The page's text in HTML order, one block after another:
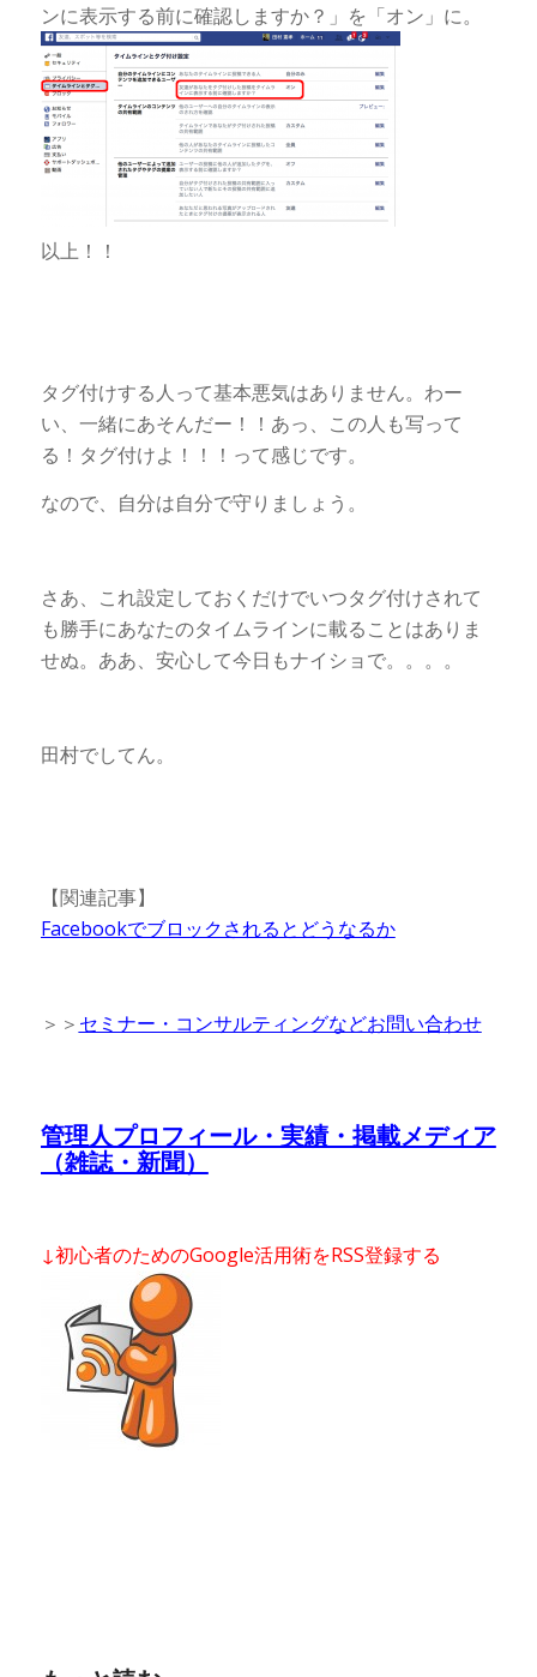
ンに表示する前に確認しますか？」を「オン」に。
以上！！
タグ付けする人って基本悪気はありません。わー
い、一緒にあそんだー！！あっ、この人も写って
る！タグ付けよ！！！って感じです。
なので、自分は自分で守りましょう。
さあ、これ設定しておくだけでいつタグ付けされて
も勝手にあなたのタイムラインに載ることはありま
せぬ。ああ、安心して今日もナイショで。。。。
田村でしてん。
【関連記事】
Facebookでブロックされるとどうなるか
＞＞ セミナー・コンサルティングなどお問い合わせ
管理人プロフィール・実績・掲載メディア
（雑誌・新聞）
↓初心者のためのGoogle活用術をRSS登録する